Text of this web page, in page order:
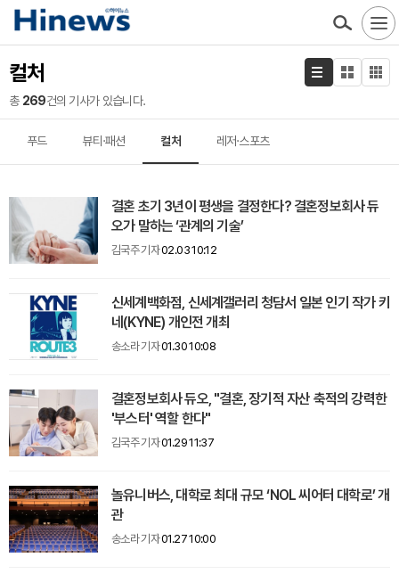
컬처
총 269건의 기사가 있습니다.
푸드 뷰티·패션 컬처 레저·스포츠
결혼 초기 3년이 평생을 결정한다? 결혼정보회사 듀
오가 말하는 ‘관계의 기술’
김국주 기자02.03 10:12
신세계백화점, 신세계갤러리 청담서 일본 인기 작가 키
네(KYNE) 개인전 개최
송소라 기자01.30 10:08
결혼정보회사 듀오, "결혼, 장기적 자산 축적의 강력한
'부스터' 역할 한다"
김국주 기자01.29 11:37
놀유니버스, 대학로 최대 규모 ‘NOL 씨어터 대학로’ 개
관
송소라 기자01.27 10:00